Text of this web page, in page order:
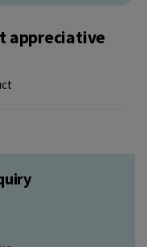
appreciative